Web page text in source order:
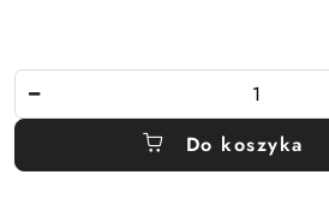
Do koszyka